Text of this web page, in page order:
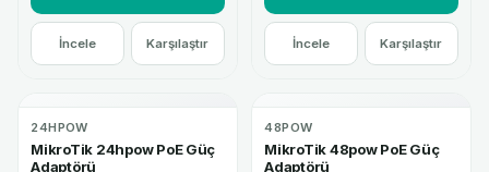
İncele Karşılaştır İncele Karşılaştır
24HPOW
MikroTik 24hpow PoE Güç
Adaptörü
48POW
MikroTik 48pow PoE Güç
Adaptörü